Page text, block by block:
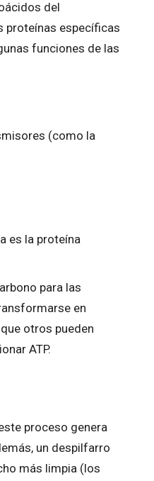
del
proteínas específicas
funciones de las
(como la
es la proteína
para las
en
otros pueden
ATP.
proceso genera
un despilfarro
más limpia (los